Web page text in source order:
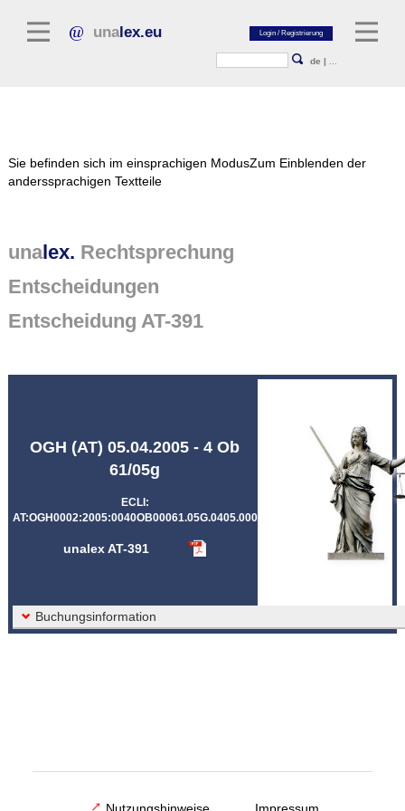
unalex.eu
de |
Normtexte
Rechtsprechung
Sie befinden sich im einsprachigen ModusZum Einblenden der
anderssprachigen Textteile
unalex. Rechtsprechung
Entscheidungen
Entscheidung AT-391
OGH (AT) 05.04.2005 - 4 Ob
61/05g
ECLI:
AT:OGH0002:2005:0040OB00061.05G.0405.000
unalex AT-391
Buchungsinformation
Nutzungshinweise Impressum